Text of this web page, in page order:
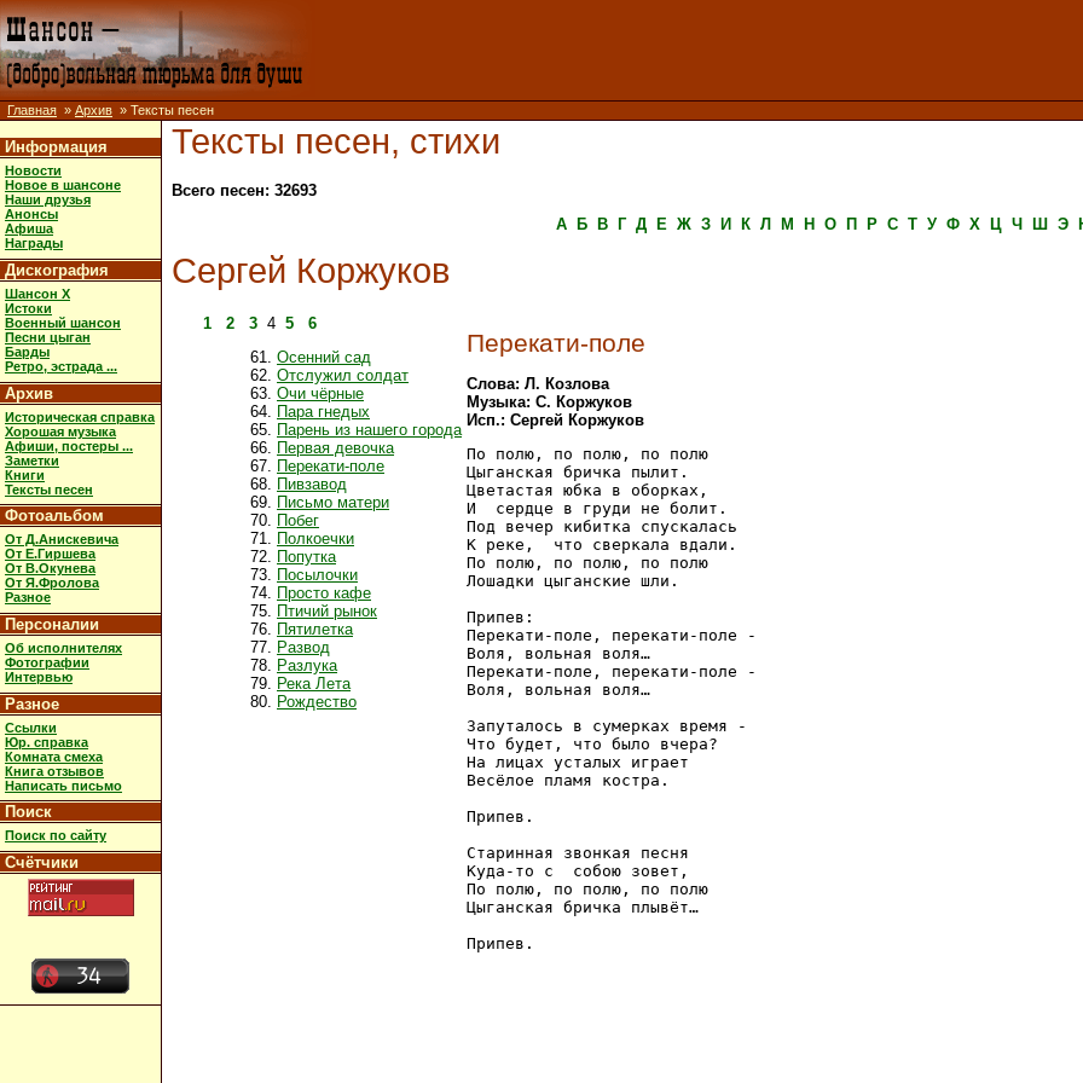
Главная » Архив » Тексты песен
Информация
Новости
Новое в шансоне
Наши друзья
Анонсы
Афиша
Награды
Дискография
Шансон X
Истоки
Военный шансон
Песни цыган
Барды
Ретро, эстрада ...
Архив
Историческая справка
Хорошая музыка
Афиши, постеры ...
Заметки
Книги
Тексты песен
Фотоальбом
От Д.Анискевича
От Е.Гиршева
От В.Окунева
От Я.Фролова
Разное
Персоналии
Об исполнителях
Фотографии
Интервью
Разное
Ссылки
Юр. справка
Комната смеха
Книга отзывов
Написать письмо
Поиск
Поиск по сайту
Счётчики
Тексты песен, стихи
Всего песен: 32693
А
Б В Г Д Е Ж З И К Л М Н О П Р С Т У Ф Х Ц Ч Ш Э
Сергей Коржуков
1 2 3 4 5
6
Осенний сад
Отслужил солдат
Очи чёрные
Пара гнедых
Парень из нашего города
Первая девочка
Перекати-поле
Пивзавод
Письмо матери
Побег
Полкоечки
Попутка
Посылочки
Просто кафе
Птичий рынок
Пятилетка
Развод
Разлука
Река Лета
Рождество
Перекати-поле
Слова: Л. Козлова
Музыка: С. Коржуков
Исп.: Сергей Коржуков
По полю, по полю, по полю
Цыганская бричка пылит.
Цветастая юбка в оборках,
И  сердце в груди не болит.
Под вечер кибитка спускалась
К реке,  что сверкала вдали.
По полю, по полю, по полю
Лошадки цыганские шли.
Припев:
Перекати-поле, перекати-поле -
Воля, вольная воля…
Перекати-поле, перекати-поле -
Воля, вольная воля…
Запуталось в сумерках время -
Что будет, что было вчера?
На лицах усталых играет
Весёлое пламя костра.
Припев.
Старинная звонкая песня
Куда-то с  собою зовет,
По полю, по полю, по полю
Цыганская бричка плывёт…